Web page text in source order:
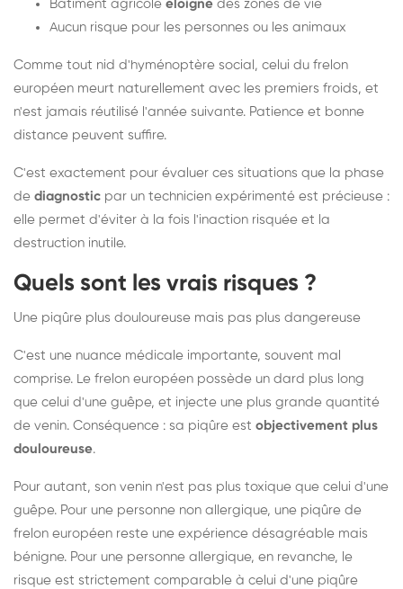
Bâtiment agricole éloigné des zones de vie
Aucun risque pour les personnes ou les animaux
Comme tout nid d'hyménoptère social, celui du frelon
européen meurt naturellement avec les premiers froids, et
n'est jamais réutilisé l'année suivante. Patience et bonne
distance peuvent suffire.
C'est exactement pour évaluer ces situations que la phase
de diagnostic par un technicien expérimenté est précieuse :
elle permet d'éviter à la fois l'inaction risquée et la
destruction inutile.
Quels sont les vrais risques ?
Une piqûre plus douloureuse mais pas plus dangereuse
C'est une nuance médicale importante, souvent mal
comprise. Le frelon européen possède un dard plus long
que celui d'une guêpe, et injecte une plus grande quantité
de venin. Conséquence : sa piqûre est objectivement plus
douloureuse.
Pour autant, son venin n'est pas plus toxique que celui d'une
guêpe. Pour une personne non allergique, une piqûre de
frelon européen reste une expérience désagréable mais
bénigne. Pour une personne allergique, en revanche, le
risque est strictement comparable à celui d'une piqûre